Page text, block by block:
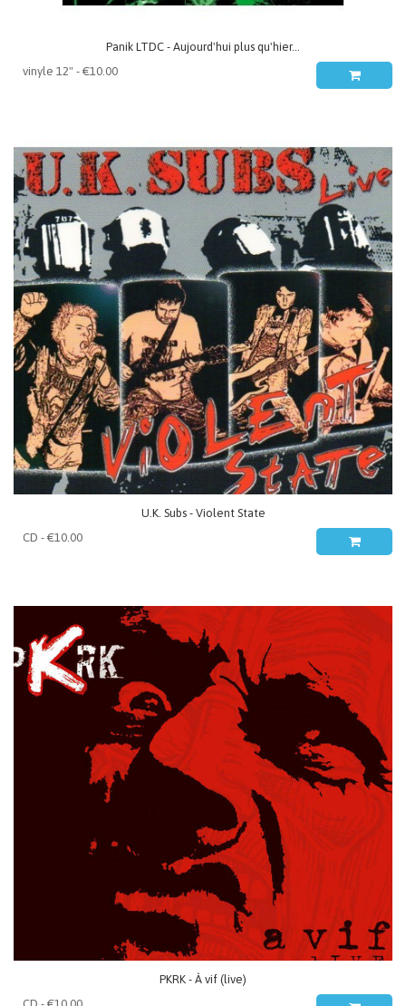
Panik LTDC - Aujourd'hui plus qu'hier...
U.K. Subs - Violent State
PKRK - À vif (live)